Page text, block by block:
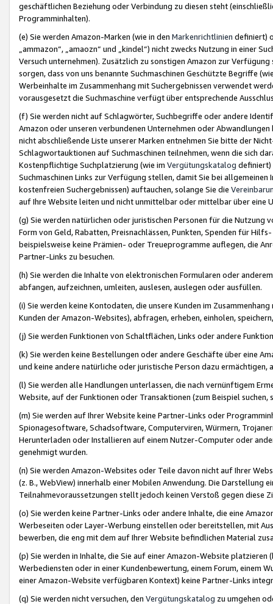
geschäftlichen Beziehung oder Verbindung zu diesen steht
Programminhalten).
(e) Sie werden Amazon-Marken (wie in den Markenrichtlinien definiert)
„ammazon“, „amaozn“ und „kindel“) nicht zwecks Nutzung in einer
Versuch unternehmen). Zusätzlich zu sonstigen Amazon zur
sorgen, dass von uns benannte Suchmaschinen Geschützte Begriffe
Werbeinhalte im Zusammenhang mit Suchergebnissen verwendet
vorausgesetzt die Suchmaschine verfügt über entsprechende
(f) Sie werden nicht auf Schlagwörter, Suchbegriffe oder andere
Amazon oder unseren verbundenen Unternehmen oder
nicht abschließende Liste unserer Marken entnehmen Sie bitte der
Schlagwortauktionen auf Suchmaschinen teilnehmen, wenn die sich
Kostenpflichtige Suchplatzierung (wie im Vergütungskatalog definiert)
Suchmaschinen Links zur Verfügung stellen, damit Sie bei
kostenfreien Suchergebnissen) auftauchen, solange Sie die
auf Ihre Website leiten und nicht unmittelbar oder mittelbar über eine
(g) Sie werden natürlichen oder juristischen Personen für die Nutzung
Form von Geld, Rabatten, Preisnachlässen, Punkten, Spenden für
beispielsweise keine Prämien- oder Treueprogramme auflegen, die
Partner-Links zu besuchen.
(h) Sie werden die Inhalte von elektronischen Formularen oder
abfangen, aufzeichnen, umleiten, auslesen, auslegen oder ausfüllen.
(i) Sie werden keine Kontodaten, die unsere Kunden im
Kunden der Amazon-Websites), abfragen, erheben, einholen,
(j) Sie werden Funktionen von Schaltflächen, Links oder andere
(k) Sie werden keine Bestellungen oder andere Geschäfte über eine
und keine andere natürliche oder juristische Person dazu
(l) Sie werden alle Handlungen unterlassen, die nach vernünftigem
Website, auf der Funktionen oder Transaktionen (zum Beispiel
(m) Sie werden auf Ihrer Website keine Partner-Links oder
Spionagesoftware, Schadsoftware, Computerviren, Würmern,
Herunterladen oder Installieren auf einem Nutzer-Computer oder
genehmigt wurden.
(n) Sie werden Amazon-Websites oder Teile davon nicht auf Ihrer
(z. B., WebView) innerhalb einer Mobilen Anwendung. Die Darstellung
Teilnahmevoraussetzungen stellt jedoch keinen Verstoß gegen diese
(o) Sie werden keine Partner-Links oder andere Inhalte, die eine
Werbeseiten oder Layer-Werbung einstellen oder bereitstellen, mit
bewerben, die eng mit dem auf Ihrer Website befindlichen Material
(p) Sie werden in Inhalte, die Sie auf einer Amazon-Website
Werbediensten oder in einer Kundenbewertung, einem Forum, einem
einer Amazon-Website verfügbaren Kontext) keine Partner-Links
(q) Sie werden nicht versuchen, den Vergütungskatalog zu umgehen